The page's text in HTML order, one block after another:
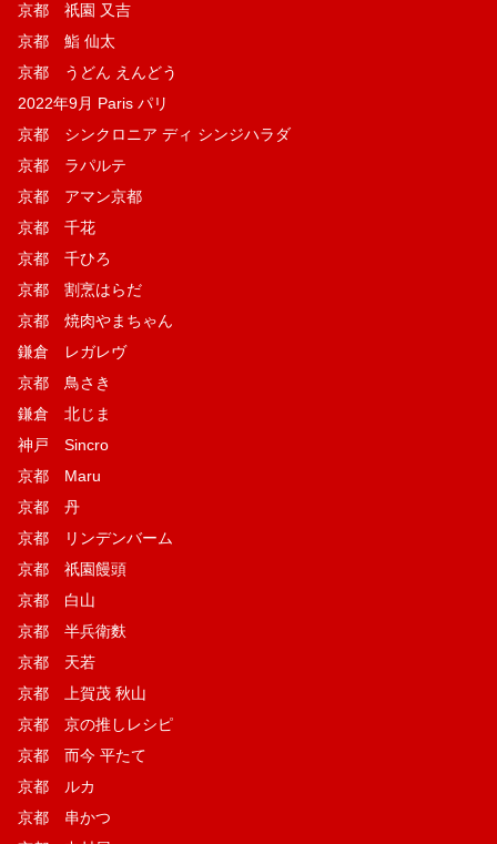
京都 祇園 又吉
京都 鮨 仙太
京都 うどん えんどう
2022年9月 Paris パリ
京都 シンクロニア ディ シンジハラダ
京都 ラパルテ
京都 アマン京都
京都 千花
京都 千ひろ
京都 割烹はらだ
京都 焼肉やまちゃん
鎌倉 レガレヴ
京都 鳥さき
鎌倉 北じま
神戸 Sincro
京都 Maru
京都 丹
京都 リンデンバーム
京都 祇園饅頭
京都 白山
京都 半兵衛麩
京都 天若
京都 上賀茂 秋山
京都 京の推しレシピ
京都 而今 平たて
京都 ルカ
京都 串かつ